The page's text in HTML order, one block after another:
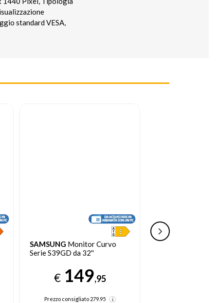
standard VESA,
SAMSUNG Monitor Curvo
Serie S39GD da 32''
€ 149,95
Prezzo consigliato279.95
ACER